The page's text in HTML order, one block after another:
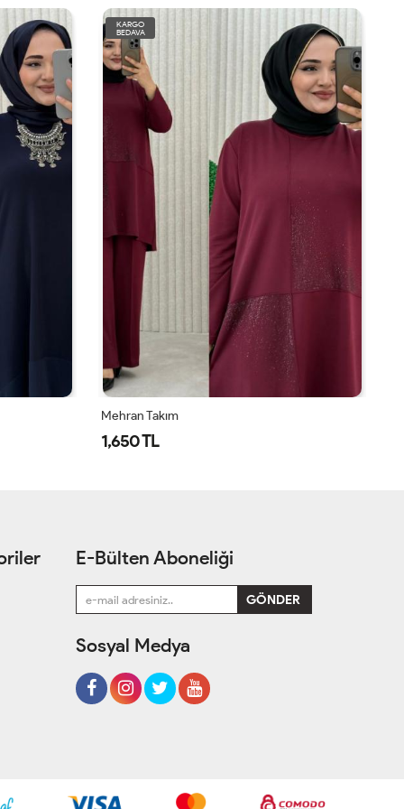
KARGO
BEDAVA
Mehran Takım
1,650 TL
E-Bülten Aboneliği
Sosyal Medya